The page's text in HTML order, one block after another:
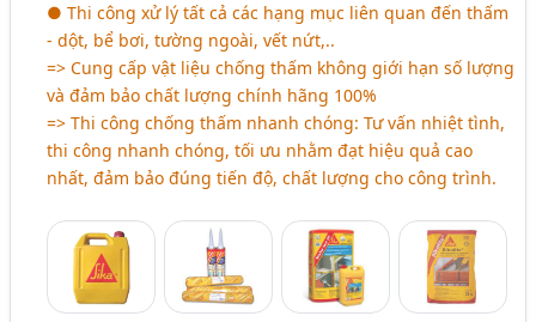
● Thi công xử lý tất cả các hạng mục liên quan đến thấm
- dột, bể bơi, tường ngoài, vết nứt,..
=> Cung cấp vật liệu chống thấm không giới hạn số lượng
và đảm bảo chất lượng chính hãng 100%
=> Thi công chống thấm nhanh chóng: Tư vấn nhiệt tình,
thi công nhanh chóng, tối ưu nhằm đạt hiệu quả cao
nhất, đảm bảo đúng tiến độ, chất lượng cho công trình.